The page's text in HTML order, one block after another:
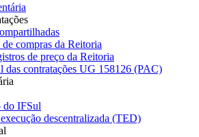
compras da Reitoria
de preço da Reitoria
das contratações UG 158126 (PAC)
do IFSul
descentralizada (TED)